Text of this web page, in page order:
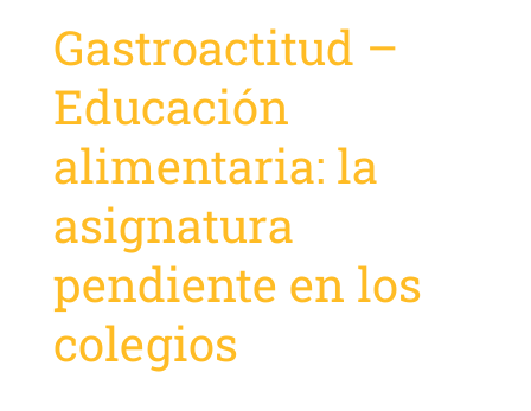
Gastroactitud –
Educación
alimentaria: la
asignatura
pendiente en los
colegios